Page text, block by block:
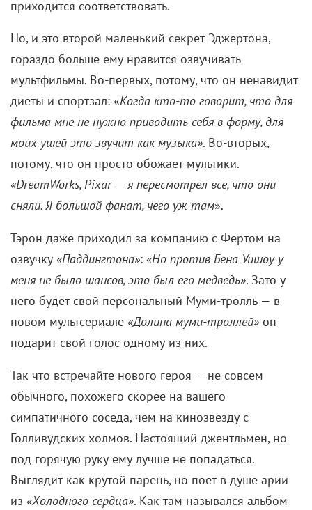
Но, и это второй маленький секрет Эджертона,
гораздо больше ему нравится озвучивать
мультфильмы. Во-первых, потому, что он ненавидит
диеты и спортзал: «Когда кто-то говорит, что для
фильма мне не нужно приводить себя в форму, для
моих ушей это звучит как музыка». Во-вторых,
потому, что он просто обожает мультики.
«DreamWorks, Pixar— я пересмотрел все, что они
сняли. Я большой фанат, чего уж там».
Тэрон даже приходил за компанию с Фертом на
озвучку«Паддингтона»:«Но против Бена Уишоу у
меня не было шансов, это был его медведь». Зато у
него будет свой персональный Муми-тролль — в
новом мультсериале«Долина муми-троллей» он
подарит свой голос одному из них.
Так что встречайте нового героя — не совсем
обычного, похожего скорее на вашего
симпатичного соседа, чем на кинозвезду с
Голливудских холмов. Настоящий джентльмен, но
под горячую руку ему лучше не попадаться.
Выглядит как крутой парень, но поет в душе арии
из«Холодного сердца». Как там назывался альбом
Дэвида Боуи— Soft in The Middle? «Мягкий внутри»